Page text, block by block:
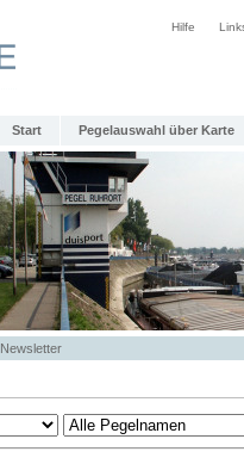
Hilfe
Start Pegelauswahl über Karte
Newsletter